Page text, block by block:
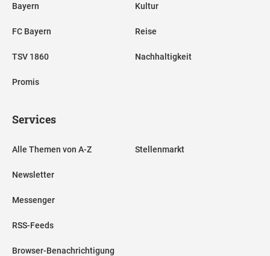
Bayern
FC Bayern
TSV 1860
Promis
Kultur
Reise
Nachhaltigkeit
Services
Alle Themen von A-Z
Newsletter
Messenger
RSS-Feeds
Browser-Benachrichtigung
Stellenmarkt